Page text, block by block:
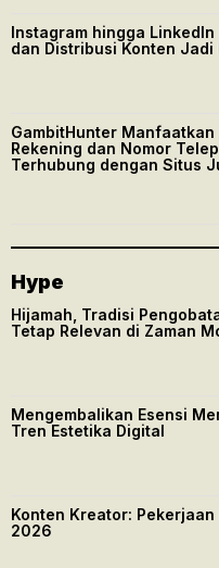
Instagram hingga LinkedIn
dan Distribusi Konten Jadi
GambitHunter
Rekening dan Nomor
Terhubung dengan Situs
Hype
Hijamah, Tradisi
Tetap Relevan di Zaman
Mengembalikan Esensi
Tren Estetika Digital
Konten Kreator: Pekerjaan
2026